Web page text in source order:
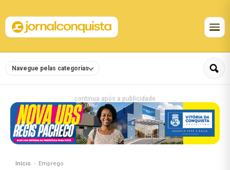
Navegue pelas categorias
continua após a publicidade
Início Emprego